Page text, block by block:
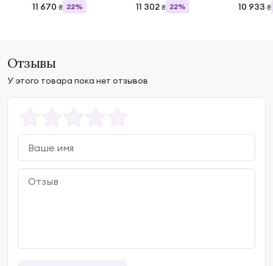
11 670 ₴ 22% 11 302 ₴ 22% 10 933 ₴
Отзывы
У этого товара пока нет отзывов